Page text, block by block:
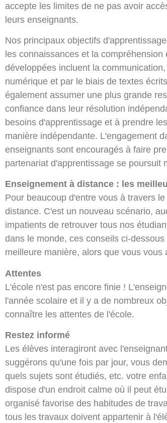
accepte les limites de ne pas avoir
leurs enseignants.
Nos principaux objectifs
les connaissances et la
développées incluent la
numérique et par le biais de textes
également assumer une plus grande
confiance dans leur résolution
besoins d'apprentissage et à prendre
manière indépendante. L'engagement
enseignants sont encouragés à faire
partenariat d'apprentissage se poursuit
Enseignement à distance : les
Pour beaucoup d'entre vous à travers
distance. C'est un nouveau scénario,
impatients de retrouver tous nos
dans le monde, ces conseils ci-
meilleure manière, alors que vous
Attentes
L'école n'est pas encore finie !
l'année scolaire et il y a de nombreux
connaître les attentes de l'école.
Restez informé
Les élèves interagiront avec
suggérons qu'une fois par jour, vous
quels sujets sont étudiés, etc. votre
dispose d'un endroit calme où il peut
organisé favorise des habitudes de
tous les travaux doivent appartenir à